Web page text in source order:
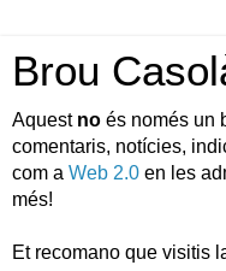
Brou
Aquest no és només un
comentaris, notícies,
com a Web 2.0 en les
més!
Et recomano que visitis